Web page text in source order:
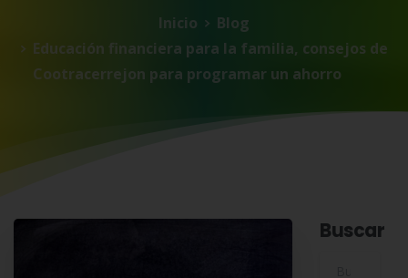
Inicio
Blog
Educación financiera para la familia, consejos de
Cootracerrejon para programar un ahorro
Buscar